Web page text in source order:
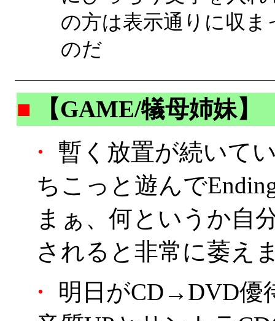
の方は表示通りに収
のだ
■
【GAME/犠母姉妹】
・
暫く放置が続いて
ちこっと遊んで
まぁ、何というか自
されると非常に萎え
・
明日がCD→DVD優